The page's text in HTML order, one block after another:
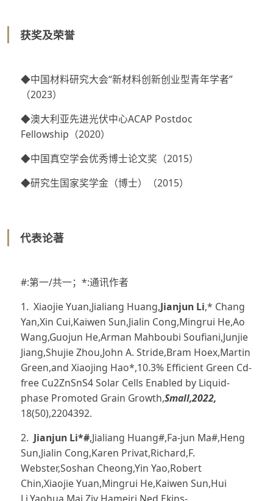
获奖及荣誉
◆中国材料研究大会“新材料创新创业型青年学者”
（2023）
◆澳大利亚先进光伏中心ACAP Postdoc
Fellowship（2020）
◆中国真空学会优秀博士论文奖（2015）
◆研究生国家奖学金（博士）（2015）
代表论著
#:第一/共一；*:通讯作者
1. Xiaojie Yuan,Jialiang Huang,Jianjun Li,* Chang
Yan,Xin Cui,Kaiwen Sun,Jialin Cong,Mingrui He,Ao
Wang,Guojun He,Arman Mahboubi Soufiani,Junjie
Jiang,Shujie Zhou,John A. Stride,Bram Hoex,Martin
Green,and Xiaojing Hao*,10.3% Efficient Green Cd-
free Cu2ZnSnS4 Solar Cells Enabled by Liquid-
phase Promoted Grain Growth,Small,2022,
18(50),2204392.
2. Jianjun Li*#,Jialiang Huang#,Fa-jun Ma#,Heng
Sun,Jialin Cong,Karen Privat,Richard,F.
Webster,Soshan Cheong,Yin Yao,Robert
Chin,Xiaojie Yuan,Mingrui He,Kaiwen Sun,Hui